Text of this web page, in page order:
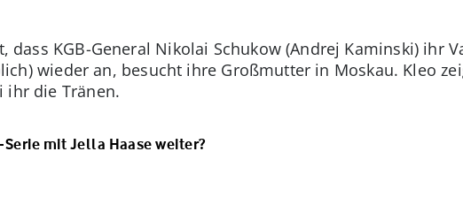
dass KGB-General Nikolai Schukow (Andrej Kaminski) ihr
wieder an, besucht ihre Großmutter in Moskau. Kleo
ihr die Tränen.
mit Jella Haase weiter?